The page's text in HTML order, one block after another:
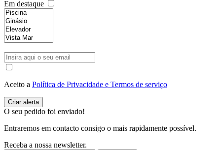
Em destaque
Aceito a Política de Privacidade e Termos de serviço
O seu pedido foi enviado!
Entraremos em contacto consigo o mais rapidamente possível.
Receba a nossa newsletter.